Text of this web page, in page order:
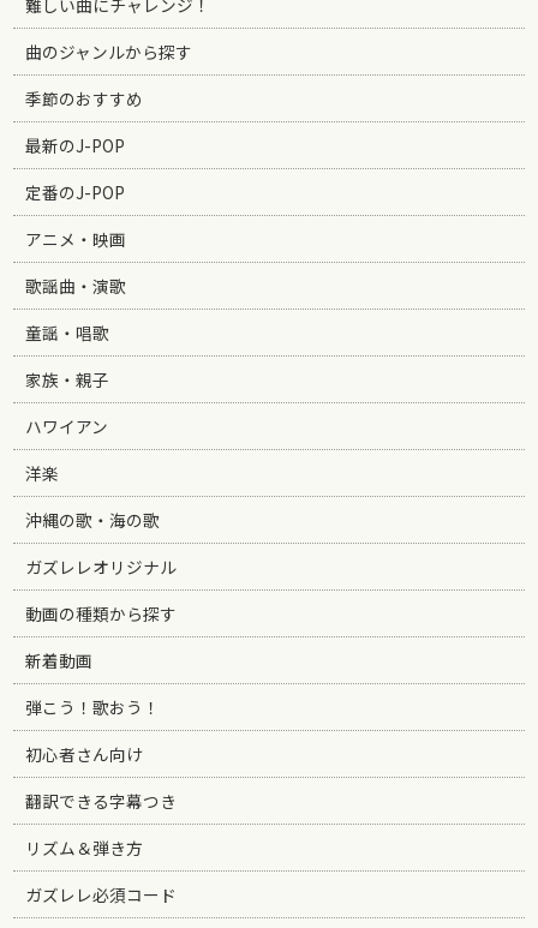
難しい曲にチャレンジ！
曲のジャンルから探す
季節のおすすめ
最新のJ-POP
定番のJ-POP
アニメ・映画
歌謡曲・演歌
童謡・唱歌
家族・親子
ハワイアン
洋楽
沖縄の歌・海の歌
ガズレレオリジナル
動画の種類から探す
新着動画
弾こう！歌おう！
初心者さん向け
翻訳できる字幕つき
リズム＆弾き方
ガズレレ必須コード